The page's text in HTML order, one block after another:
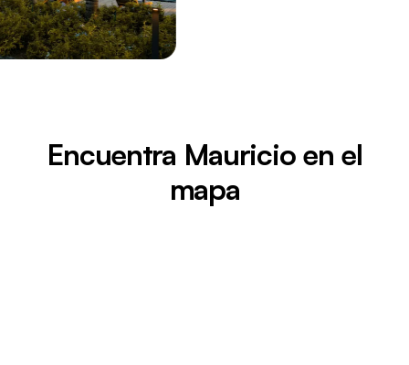
Encuentra Mauricio en el
mapa